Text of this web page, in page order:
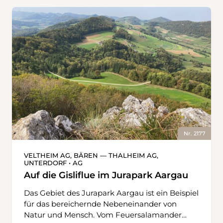
Wegführung etwas Aufmerksamkeit. Der
Abschnitt nach Chalet de Yens führt über
Karstfelder und an Dolinen vorbei auf den
Gipfel des Mont Tendre. Hier ist Trittsicherheit
gefragt. Der Aufstieg wird mit einer
Panoramasicht über das riesige Waldgebiet
Grand Risoux, das Vallée de Joux bis zum
Genfersee und zu den Alpen belohnt. Der
Abstieg führt bei der Alpage du Mont Tendre
mit Einkehrmöglichkeit vorbei. Über
ausgedehnte, baumbestandene Weiden und
Waldabschnitte leitet der Wanderweg
hinunter nach L’Abbaye am Lac de Joux.
Nr. 2177
VELTHEIM AG, BÄREN — THALHEIM AG,
UNTERDORF • AG
Auf die Gisliflue im Jurapark Aargau
Das Gebiet des Jurapark Aargau ist ein Beispiel
für das bereichernde Nebeneinander von
Natur und Mensch. Vom Feuersalamander